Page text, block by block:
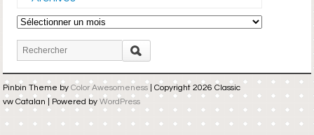
Archives
Pinbin Theme by Color Awesomeness | Copyright 2026 Classic
vw Catalan | Powered by WordPress